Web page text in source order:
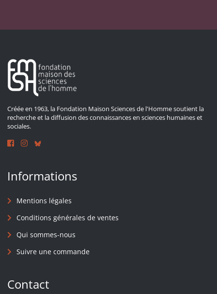
Créée en 1963, la Fondation Maison Sciences de l'Homme soutient la
recherche et la diffusion des connaissances en sciences humaines et
sociales.
Informations
Mentions légales
Conditions générales de ventes
Qui sommes-nous
Suivre une commande
Contact